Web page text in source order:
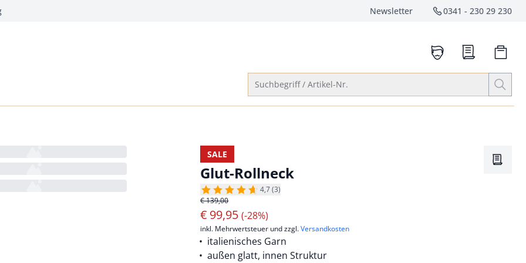
Newsletter Service-
0341 - 230 29 230
anrufen
Suchbegriff / Artikel-Nr.
SALE
Glut-Rollneck
4,7 (3)
€ 139,00
€ 99,95(-28%)
inkl. Mehrwertsteuer und zzgl.Versandkosten
italienisches Garn
außen glatt, innen Struktur